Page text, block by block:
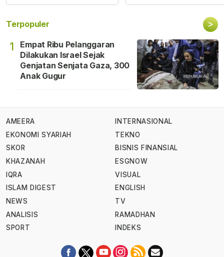
Terpopuler >
1
Empat Ribu Pelanggaran
Dilakukan Israel Sejak
Genjatan Senjata Gaza, 300
Anak Gugur
AMEERA
EKONOMI SYARIAH
SKOR
KHAZANAH
IQRA
ISLAM DIGEST
NEWS
ANALISIS
SPORT
INTERNASIONAL
TEKNO
BISNIS FINANSIAL
ESGNOW
VISUAL
ENGLISH
TV
RAMADHAN
INDEKS